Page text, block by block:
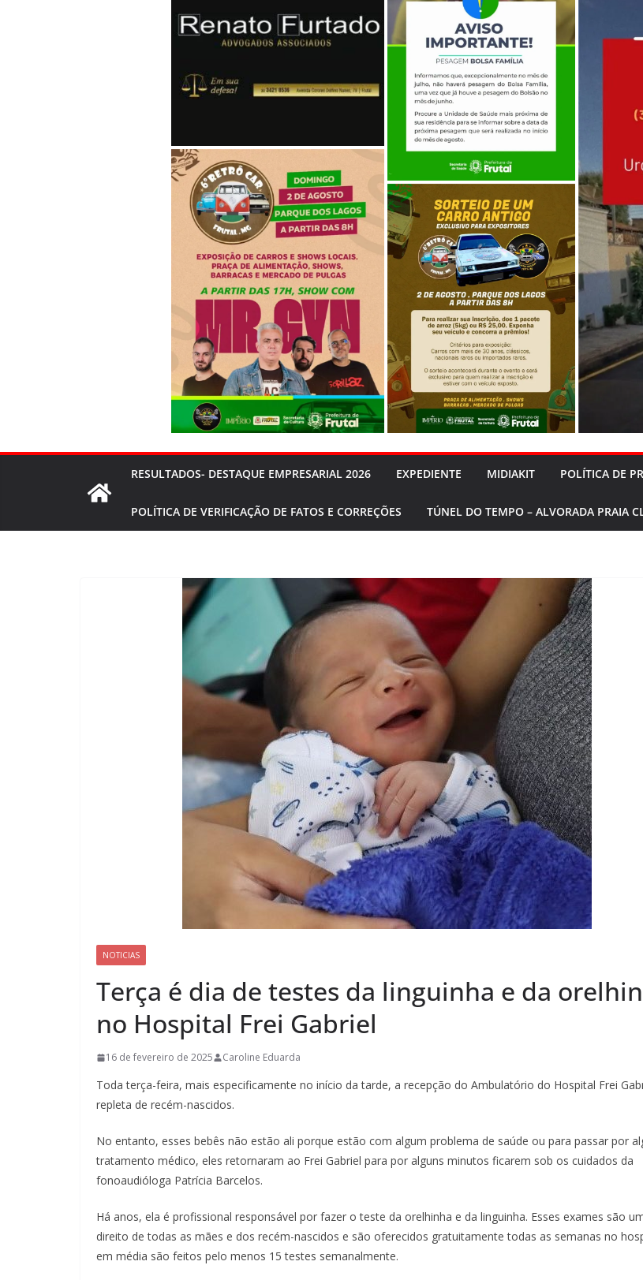
RESULTADOS- DESTAQUE EMPRESARIAL 2026 EXPEDIENTE MIDIAKIT POLÍTICA DE
POLÍTICA DE VERIFICAÇÃO DE FATOS E CORREÇÕES TÚNEL DO TEMPO – ALVORADA PRAIA
NOTICIAS
Terça é dia de testes da linguinha e da
no Hospital Frei Gabriel
16 de fevereiro de 2025 Caroline Eduarda
Toda terça-feira, mais especificamente no início da tarde, a recepção do Ambulatório do Hospital Frei
repleta de recém-nascidos.
No entanto, esses bebês não estão ali porque estão com algum problema de saúde ou para passar por
tratamento médico, eles retornaram ao Frei Gabriel para por alguns minutos ficarem sob os cuidados da
fonoaudióloga Patrícia Barcelos.
Há anos, ela é profissional responsável por fazer o teste da orelhinha e da linguinha. Esses exames são
direito de todas as mães e dos recém-nascidos e são oferecidos gratuitamente todas as semanas no
em média são feitos pelo menos 15 testes semanalmente.